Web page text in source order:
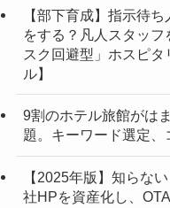
【部下育成】指示待
をする？凡人スタッ
スク回避型」ホスピ
ル】
9割のホテル旅館がは
題。キーワード選定、
【2025年版】知らな
社HPを資産化し、